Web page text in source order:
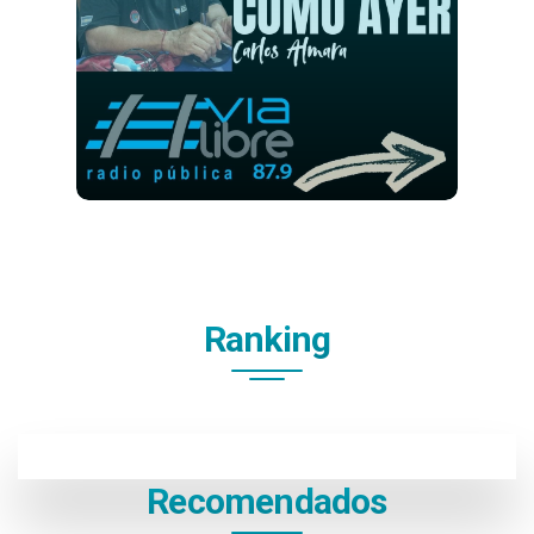
Ranking
Recomendados